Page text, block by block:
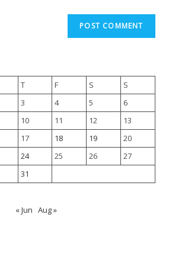
T F S
S
3 4 5
6
10 11 12
13
17 18 19
20
24 25 26
27
31
« Jun Aug »